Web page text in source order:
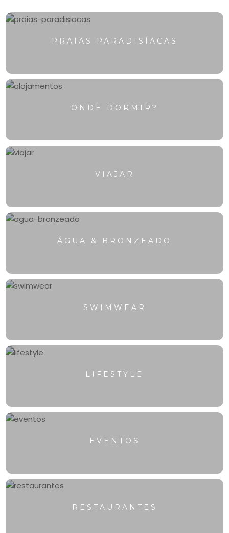
Falem
💬
PRAIAS PARADISÍACAS
ONDE DORMIR?
VIAJAR
ÁGUA & BRONZEADO
SWIMWEAR
LIFESTYLE
EVENTOS
RESTAURANTES